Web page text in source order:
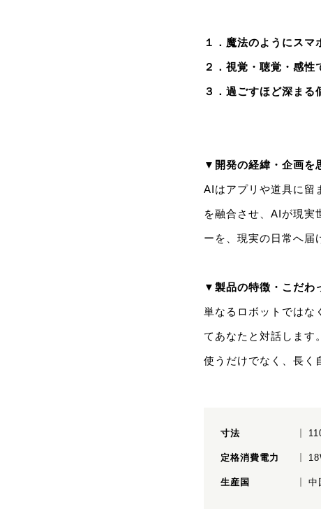
１．魔法のようにスマ
２．視覚・聴覚・感性
３．過ごすほど深まる
▼開発の経緯・企画を
AIはアプリや道具に留
を融合させ、AIが現実
ーを、現実の日常へ届
▼製品の特徴・こだわ
単なるロボットではな
てあなたと対話します
使うだけでなく、長く
寸法
定格消費電力
生産国 中